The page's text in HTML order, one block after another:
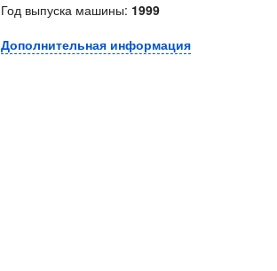
Год выпуска машины: 1999
Дополнительная информация